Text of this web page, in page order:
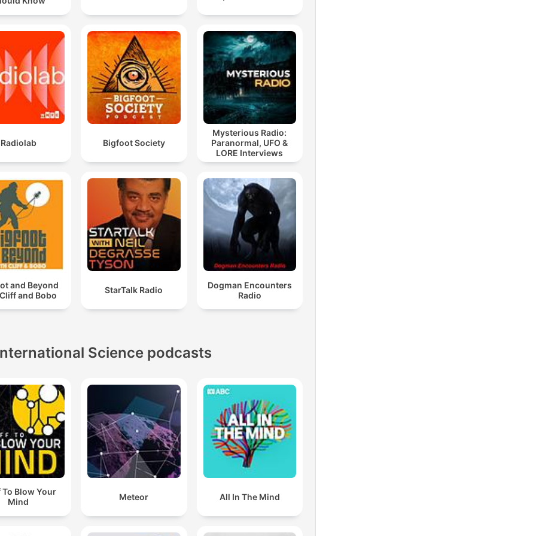
Radiolab Bigfoot Society
Mysterious Radio:
Paranormal, UFO &
LORE Interviews
and Beyond
and Bobo
StarTalk Radio
Dogman Encounters
Radio
Science podcasts
Blow Your
Mind
Meteor All In The Mind